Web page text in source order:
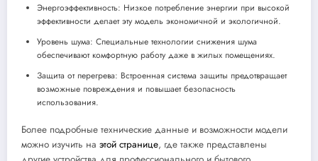
Энергоэффективность: Низкое потребление энергии при высокой
эффективности делает эту модель экономичной и экологичной.
Уровень шума: Специальные технологии снижения шума
обеспечивают комфортную работу даже в жилых помещениях.
Защита от перегрева: Встроенная система защиты предотвращает
возможные повреждения и повышает безопасность
использования.
Более подробные технические данные и возможности модели
можно изучить на этой странице, где также представлены